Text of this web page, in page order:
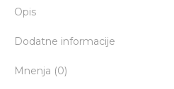
Opis
Dodatne informacije
Mnenja (0)